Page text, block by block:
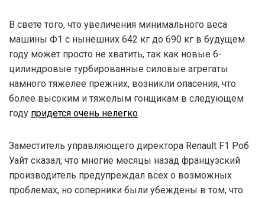
В свете того, что увеличения минимального веса
машины Ф1 с нынешних 642 кг до 690 кг в будущем
году может просто не хватить, так как новые 6-
цилиндровые турбированные силовые агрегаты
намного тяжелее прежних, возникли опасения, что
более высоким и тяжелым гонщикам в следующем
году придется очень нелегко.
Заместитель управляющего директора Renault F1 Роб
Уайт сказал, что многие месяцы назад французский
производитель предупреждал всех о возможных
проблемах, но соперники были убеждены в том, что